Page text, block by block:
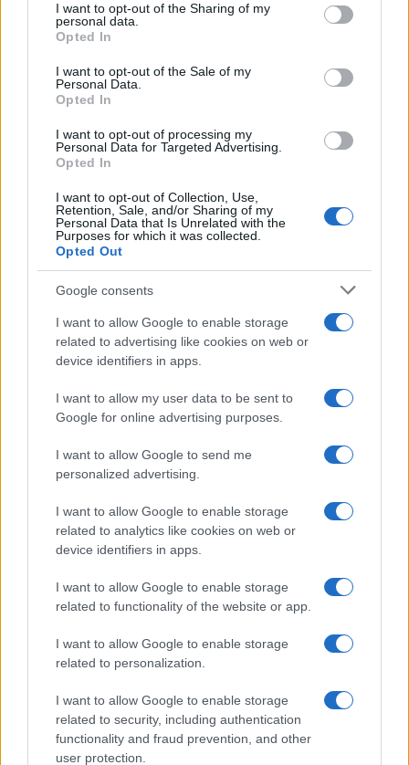
disclose it to other third parties.
Please note that this website/app uses one or more Google
services and may gather and store information including but
not limited to your visit or usage behaviour. You may click to
grant or deny consent to Google and its third-party tags to
consent section.
I want to opt-out of the Sharing of my
personal data.
Opted In
I want to opt-out of the Sale of my
Personal Data.
Opted In
I want to opt-out of processing my
Personal Data for Targeted Advertising.
Opted In
I want to opt-out of Collection, Use,
Retention, Sale, and/or Sharing of my
Personal Data that Is Unrelated with the
Purposes for which it was collected.
Opted Out
Google consents
I want to allow Google to enable storage
related to advertising like cookies on web or
device identifiers in apps.
I want to allow my user data to be sent to
Google for online advertising purposes.
I want to allow Google to send me
personalized advertising.
I want to allow Google to enable storage
related to analytics like cookies on web or
device identifiers in apps.
I want to allow Google to enable storage
related to functionality of the website or app.
I want to allow Google to enable storage
related to personalization.
I want to allow Google to enable storage
related to security, including authentication
functionality and fraud prevention, and other
user protection.
CHI SIAMO CONTATTI PUBBLICITÀ LAVORA CON NOI
OTTO CHANNEL